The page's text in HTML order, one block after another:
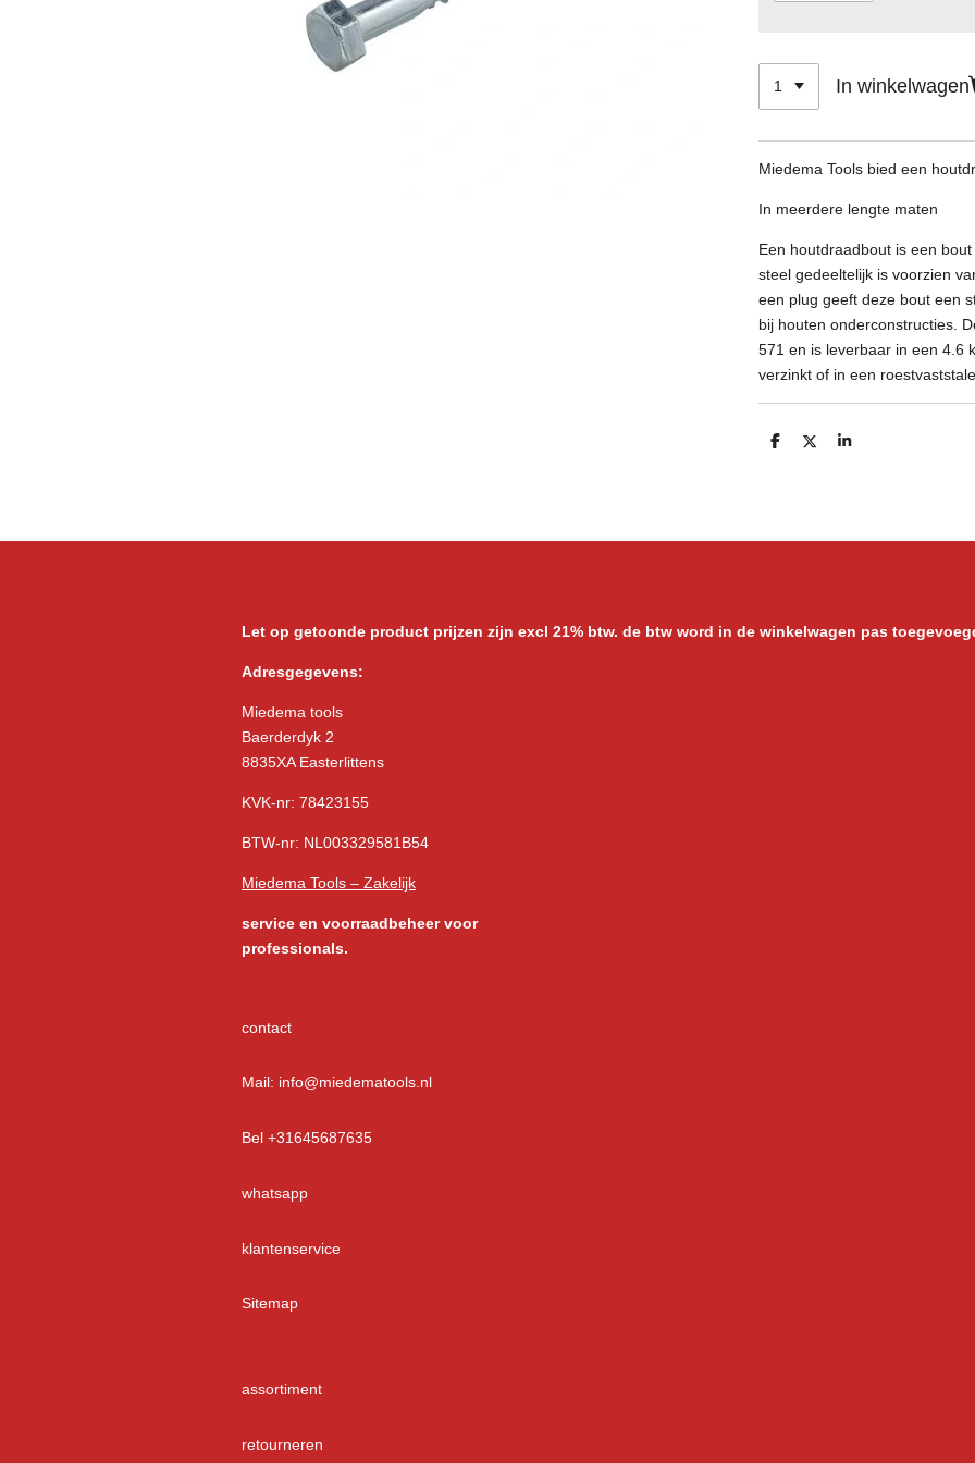
In winkelwagen
Miedema Tools bied een
In meerdere lengte maten
Een houtdraadbout is een
steel gedeeltelijk is voorzien
een plug geeft deze bout een
bij houten onderconstructies.
571 en is leverbaar in een 4.6
verzinkt of in een
D
D
S
Let op getoonde product prijzen zijn excl 21% btw. de btw word in de winkelwagen pas
Adresgegevens:
Miedema tools
Baerderdyk 2
8835XA Easterlittens
KVK-nr: 78423155
BTW-nr: NL003329581B54
Miedema Tools – Zakelijk
service en voorraadbeheer voor
professionals.
contact
Mail: info@miedematools.nl
Bel +31645687635
whatsapp
klantenservice
Sitemap
assortiment
retourneren